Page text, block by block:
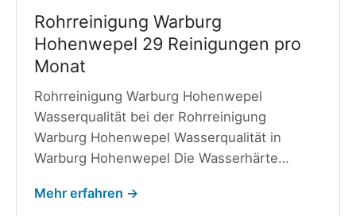
Rohrreinigung Warburg
Hohenwepel 29 Reinigungen pro
Monat
Rohrreinigung Warburg Hohenwepel
Wasserqualität bei der Rohrreinigung
Warburg Hohenwepel Wasserqualität in
Warburg Hohenwepel Die Wasserhärte…
Mehr erfahren →